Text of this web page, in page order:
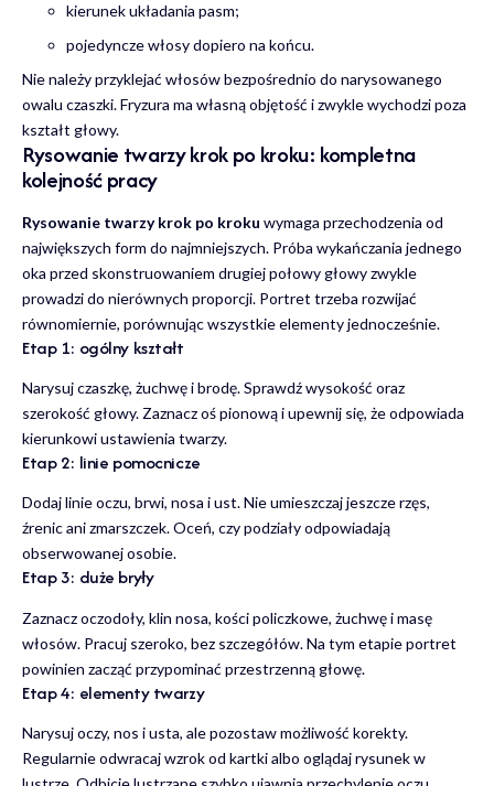
kierunek układania pasm;
pojedyncze włosy dopiero na końcu.
Nie należy przyklejać włosów bezpośrednio do narysowanego
owalu czaszki. Fryzura ma własną objętość i zwykle wychodzi poza
kształt głowy.
Rysowanie twarzy krok po kroku: kompletna
kolejność pracy
Rysowanie twarzy krok po kroku wymaga przechodzenia od
największych form do najmniejszych. Próba wykańczania jednego
oka przed skonstruowaniem drugiej połowy głowy zwykle
prowadzi do nierównych proporcji. Portret trzeba rozwijać
równomiernie, porównując wszystkie elementy jednocześnie.
Etap 1: ogólny kształt
Narysuj czaszkę, żuchwę i brodę. Sprawdź wysokość oraz
szerokość głowy. Zaznacz oś pionową i upewnij się, że odpowiada
kierunkowi ustawienia twarzy.
Etap 2: linie pomocnicze
Dodaj linie oczu, brwi, nosa i ust. Nie umieszczaj jeszcze rzęs,
źrenic ani zmarszczek. Oceń, czy podziały odpowiadają
obserwowanej osobie.
Etap 3: duże bryły
Zaznacz oczodoły, klin nosa, kości policzkowe, żuchwę i masę
włosów. Pracuj szeroko, bez szczegółów. Na tym etapie portret
powinien zacząć przypominać przestrzenną głowę.
Etap 4: elementy twarzy
Narysuj oczy, nos i usta, ale pozostaw możliwość korekty.
Regularnie odwracaj wzrok od kartki albo oglądaj rysunek w